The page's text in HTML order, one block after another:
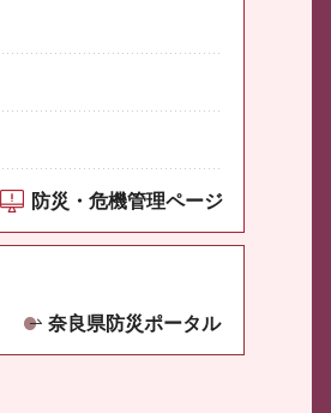
防災・危機管理ページ
奈良県防災ポータル